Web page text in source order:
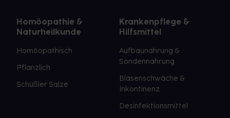
Homöopathie &
Naturheilkunde
Homöopathisch
Pflanzlich
Schüßler Salze
Krankenpflege &
Hilfsmittel
Aufbaunahrung &
Sondennahrung
Blasenschwäche &
Inkontinenz
Desinfektionsmittel